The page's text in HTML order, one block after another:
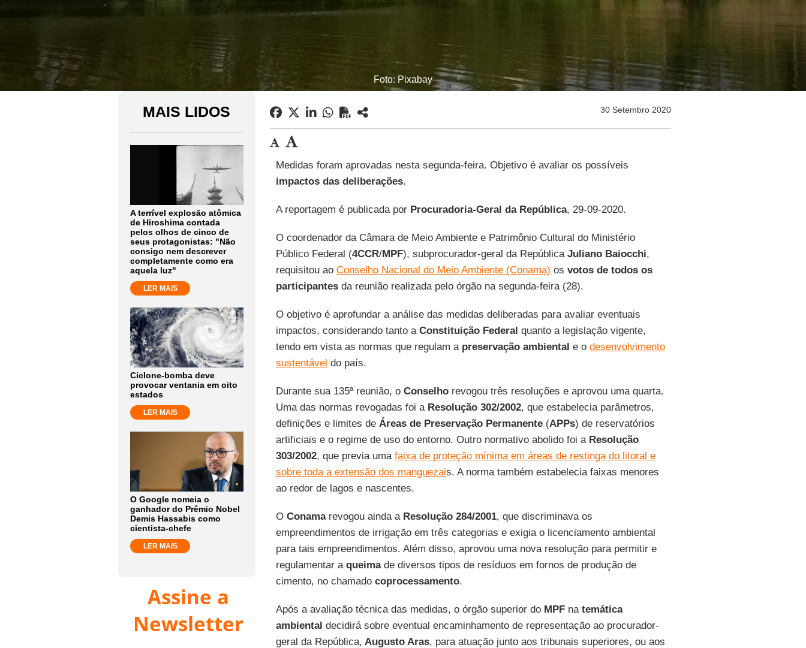
Foto: Pixabay
MAIS LIDOS
A terrível explosão atômica
de Hiroshima contada
pelos olhos de cinco de
seus protagonistas: "Não
consigo nem descrever
completamente como era
aquela luz"
LER MAIS
Ciclone-bomba deve
provocar ventania em oito
estados
LER MAIS
O Google nomeia o
ganhador do Prêmio Nobel
Demis Hassabis como
cientista-chefe
LER MAIS
Assine a
Newsletter
30 Setembro 2020
Medidas foram aprovadas nesta segunda-feira. Objetivo é avaliar os possíveis
impactos das deliberações.
A reportagem é publicada por Procuradoria-Geral da República, 29-09-2020.
O coordenador da Câmara de Meio Ambiente e Patrimônio Cultural do Ministério
Público Federal (4CCR/MPF), subprocurador-geral da República Juliano Baiocchi,
requisitou ao Conselho Nacional do Meio Ambiente (Conama) os votos de todos os
participantesda reunião realizada pelo órgão na segunda-feira (28).
O objetivo é aprofundar a análise das medidas deliberadas para avaliar eventuais
impactos, considerando tanto a Constituição Federal quanto a legislação vigente,
tendo em vista as normas que regulam a preservação ambiental e o desenvolvimento
sustentável do país.
Durante sua 135ª reunião, o Conselhorevogou três resoluções e aprovou uma quarta.
Uma das normas revogadas foi a Resolução 302/2002, que estabelecia parâmetros,
definições e limites de Áreas de Preservação Permanente(APPs) de reservatórios
artificiais e o regime de uso do entorno. Outro normativo abolido foi a Resolução
303/2002, que previa uma faixa de proteção mínima em áreas de restinga do litoral e
sobre toda a extensão dos manguezais. A norma também estabelecia faixas menores
ao redor de lagos e nascentes.
O Conamarevogou ainda a Resolução 284/2001, que discriminava os
empreendimentos de irrigação em três categorias e exigia o licenciamento ambiental
para tais empreendimentos. Além disso, aprovou uma nova resolução para permitir e
regulamentar a queimade diversos tipos de resíduos em fornos de produção de
cimento, no chamado coprocessamento.
Após a avaliação técnica das medidas, o órgão superior do MPFnatemática
ambiental decidirá sobre eventual encaminhamento de representação ao procurador-
geral da República, Augusto Aras, para atuação junto aos tribunais superiores, ou aos